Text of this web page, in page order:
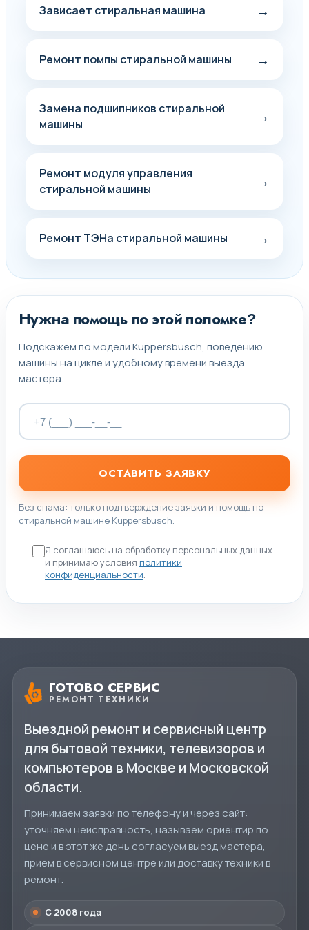
Зависает стиральная машина →
Ремонт помпы стиральной машины →
Замена подшипников стиральной
машины
→
Ремонт модуля управления
стиральной машины
→
Ремонт ТЭНа стиральной машины →
Нужна помощь по этой поломке?
Подскажем по модели Kuppersbusch, поведению
машины на цикле и удобному времени выезда
мастера.
ОСТАВИТЬ ЗАЯВКУ
Без спама: только подтверждение заявки и помощь по
стиральной машине Kuppersbusch.
Я соглашаюсь на обработку персональных данных
и принимаю условия политики
конфиденциальности.
ГОТОВО СЕРВИС
РЕМОНТ ТЕХНИКИ
Выездной ремонт и сервисный центр
для бытовой техники, телевизоров и
компьютеров в Москве и Московской
области.
Принимаем заявки по телефону и через сайт:
уточняем неисправность, называем ориентир по
цене и в этот же день согласуем выезд мастера,
приём в сервисном центре или доставку техники в
ремонт.
С 2008 года